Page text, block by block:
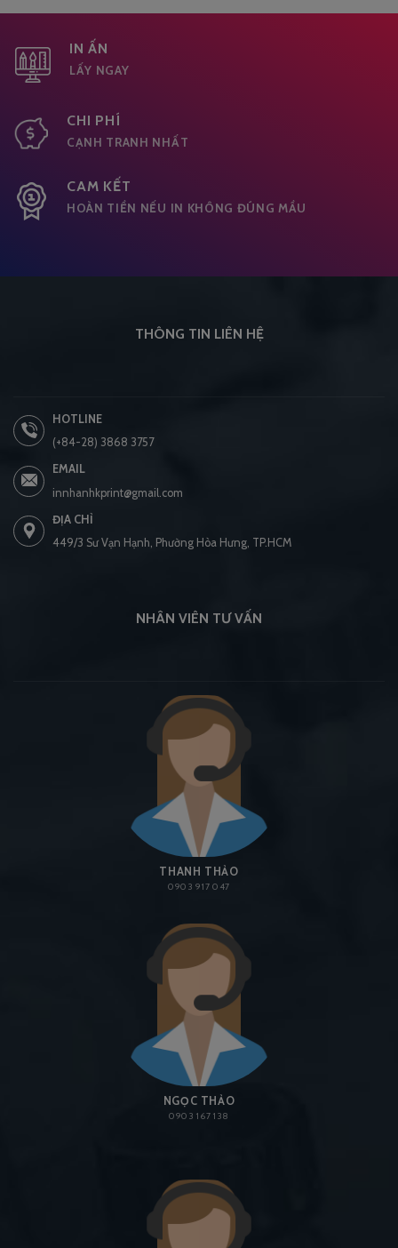
IN ẤN
LẤY NGAY
CHI PHÍ
CẠNH TRANH NHẤT
CAM KẾT
HOÀN TIỀN NẾU IN KHÔNG ĐÚNG MẦU
THÔNG TIN LIÊN HỆ
HOTLINE
(+84-28) 3868 3757
EMAIL
innhanhkprint@gmail.com
ĐỊA CHỈ
449/3 Sư Vạn Hạnh, Phường Hòa Hưng, TP.HCM
NHÂN VIÊN TƯ VẤN
THANH THẢO
0903 917 047
NGỌC THẢO
0903 167 138